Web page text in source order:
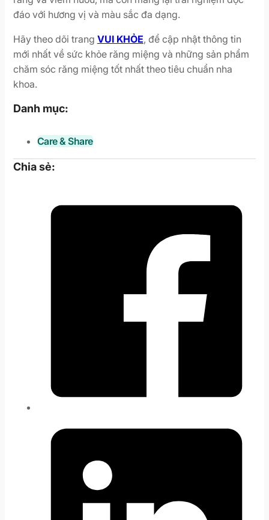
đáo với hương vị và màu sắc đa dạng.
Hãy theo dõi trang VUI KHỎE, để cập nhật thông tin
mới nhất về sức khỏe răng miệng và những sản phẩm
chăm sóc răng miệng tốt nhất theo tiêu chuẩn nha
khoa.
Danh mục:
Care & Share
Chia sẻ: